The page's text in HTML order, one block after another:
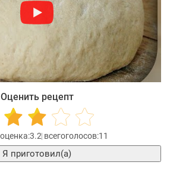
Оценить рецепт
3.2 11
Я приготовил(а)